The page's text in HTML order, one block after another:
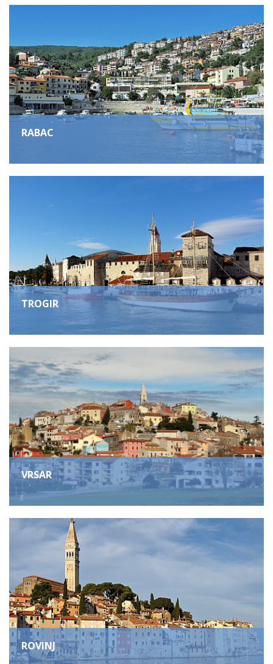
RABAC
TROGIR
VRSAR
ROVINJ